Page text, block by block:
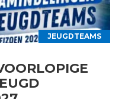
JEUGDTEAMS